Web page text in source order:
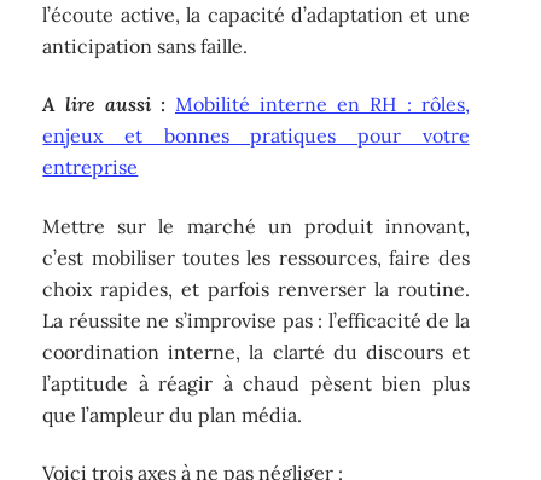
l’écoute active, la capacité d’adaptation et une
anticipation sans faille.
A lire aussi : Mobilité interne en RH : rôles,
enjeux et bonnes pratiques pour votre
entreprise
Mettre sur le marché un produit innovant,
c’est mobiliser toutes les ressources, faire des
choix rapides, et parfois renverser la routine.
La réussite ne s’improvise pas : l’efficacité de la
coordination interne, la clarté du discours et
l’aptitude à réagir à chaud pèsent bien plus
que l’ampleur du plan média.
Voici trois axes à ne pas négliger :